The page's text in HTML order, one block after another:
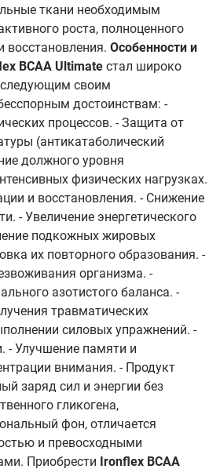
ткани необходимым
роста, полноценного
восстановления. Особенности и
BCAA Ultimate стал широко
следующим своим
достоинствам: -
процессов. - Защита от
(антикатаболический
должного уровня
физических нагрузках.
и восстановления. - Снижение
- Увеличение энергетического
подкожных жировых
их повторного образования. -
организма. -
азотистого баланса. -
травматических
силовых упражнений. -
- Улучшение памяти и
внимания. - Продукт
заряд сил и энергии без
гликогена,
фон, отличается
и превосходными
Приобрести Ironflex BCAA